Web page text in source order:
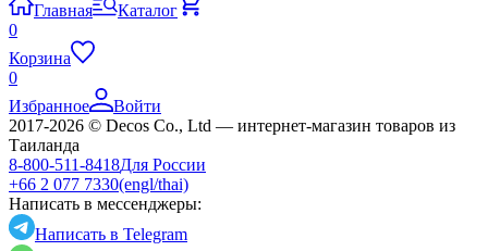
Главная
Каталог
0
Корзина
0
Избранное
Войти
2017-2026 © Decos Co., Ltd — интернет-магазин товаров из
Таиланда
8-800-511-8418Для России
+66 2 077 7330(engl/thai)
Написать в мессенджеры:
Написать в Telegram